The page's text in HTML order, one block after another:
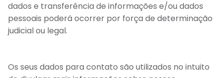
dados e transferência de informações e/ou dados
pessoais poderá ocorrer por força de determinação
judicial ou legal.
Os seus dados para contato são utilizados no intuito